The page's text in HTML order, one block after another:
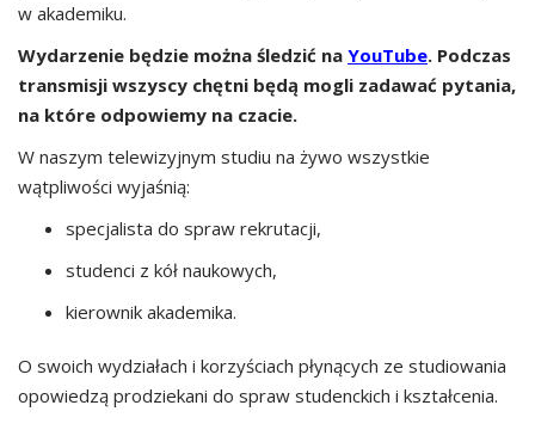
w akademiku.
Wydarzenie będzie można śledzić na YouTube. Podczas
transmisji wszyscy chętni będą mogli zadawać pytania,
na które odpowiemy na czacie.
W naszym telewizyjnym studiu na żywo wszystkie
wątpliwości wyjaśnią:
specjalista do spraw rekrutacji,
studenci z kół naukowych,
kierownik akademika.
O swoich wydziałach i korzyściach płynących ze studiowania
opowiedzą prodziekani do spraw studenckich i kształcenia.